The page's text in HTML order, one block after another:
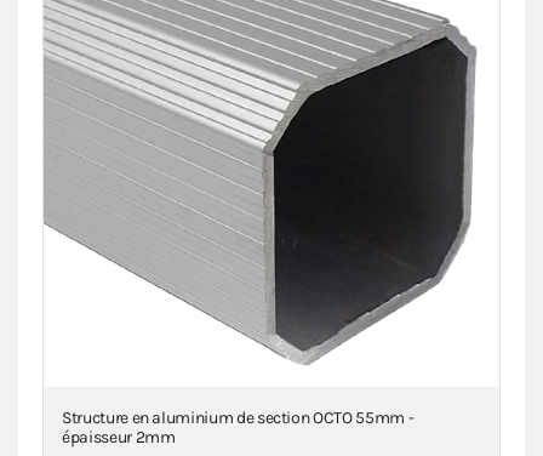
Structure en aluminium de section OCTO 55mm -
épaisseur 2mm